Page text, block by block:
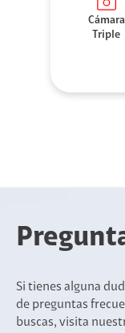
Cámara
Triple
Si tienes alguna
de preguntas
buscas, visita